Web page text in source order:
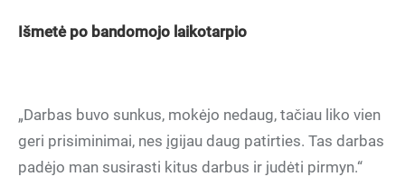
Išmetė po bandomojo laikotarpio
„Darbas buvo sunkus, mokėjo nedaug, tačiau liko vien
geri prisiminimai, nes įgijau daug patirties. Tas darbas
padėjo man susirasti kitus darbus ir judėti pirmyn.“